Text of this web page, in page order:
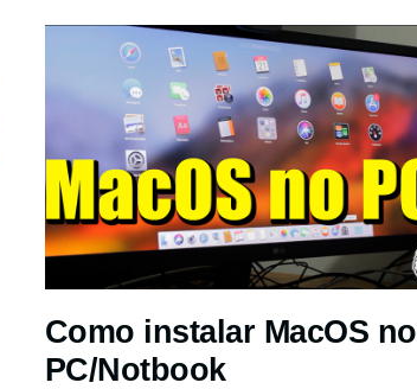
Como instalar MacOS no
PC/Notbook